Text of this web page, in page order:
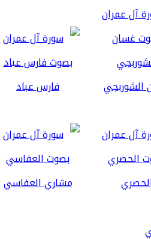
الشوربجي فارس عباد
مشاري العفاسي